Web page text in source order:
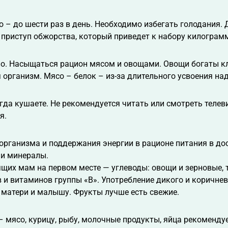
– до шести раз в день. Необходимо избегать
обжорства, который приведет к набору
Насыщаться рацион мясом и овощами. Овощи богаты
Мясо – белок – из-за длительного усвоения
кушаете. Не рекомендуется читать или смотреть
и поддержания энергии в рационе питания в
минералы.
мам на первом месте — углеводы: овощи и зерновые,
витаминов группы «В». Употребление дикого и
матери и малышу. Фрукты лучше есть свежие.
курицу, рыбу, молочные продукты, яйца